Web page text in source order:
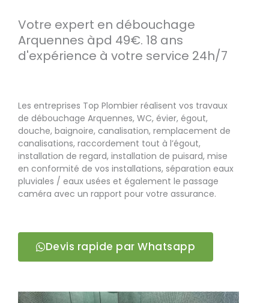
Votre expert en débouchage
Arquennes àpd 49€. 18 ans
d'expérience à votre service 24h/7
Les entreprises Top Plombier réalisent vos travaux
de débouchage Arquennes, WC, évier, égout,
douche, baignoire, canalisation, remplacement de
canalisations, raccordement tout à l’égout,
installation de regard, installation de puisard, mise
en conformité de vos installations, séparation eaux
pluviales / eaux usées et également le passage
caméra avec un rapport pour votre assurance.
Devis rapide par Whatsapp